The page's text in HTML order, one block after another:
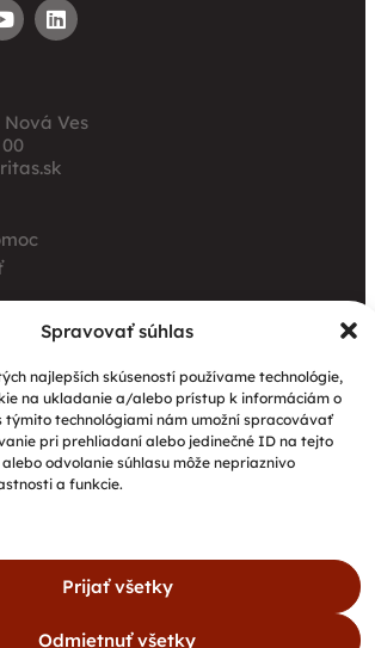
Spravovať súhlas
najlepších skúseností používame technológie,
na ukladanie a/alebo prístup k informáciám o
týmito technológiami nám umožní spracovávať
pri prehliadaní alebo jedinečné ID na tejto
odvolanie súhlasu môže nepriaznivo
a funkcie.
Prijať všetky
Odmietnuť všetky
Nová Ves
ihrisko prináša seniorom radosť,
„Integrácia štátnych príslušníkov
migrantov“
stretnutie pracovných skupín v Poľsku